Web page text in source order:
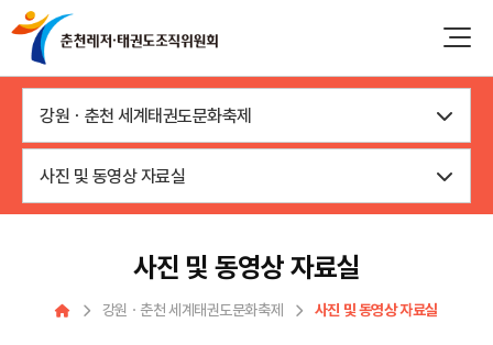
강원ㆍ춘천 세계태권도문화축제
사진 및 동영상 자료실
사진 및 동영상 자료실
강원ㆍ춘천 세계태권도문화축제 사진 및 동영상 자료실